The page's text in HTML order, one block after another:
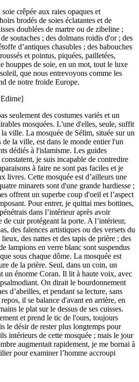
crêpée aux raies opaques et
brodés de soies éclatantes et de
doublées de martre ou de zibeline ;
soutaches ; des dolmans roidis d'or ; des
d’antiques chasubles ; des babouches
et pointus, piquées, pailletées,
houppes de soie, en un mot, tout le luxe
que nous entrevoyons comme les
de notre froide Europe.
seulement des costumes variés et un
mosquées. L'une d'elles, seule, suffit
ville. La mosquée de Sélim, située sur un
de la ville, est dans le monde entier l'un
dédiés à l'islamisme. Les guides
je suis incapable de contredire
à faire ne sont pas faciles et je
livres. Cette mosquée est d’ailleurs une
minarets sont d'une grande hardiesse ;
offrent un superbe coup d'oeil et l’aspect
Pour entrer, je quittai mes bottines,
dans l’intérieur après avoir
de cuir protégeant la porte. A l’intérieur,
des faïences artistiques ou des versets du
des nattes et des tapis de prière ; des
lampions en verre blanc sont suspendus
sous chaque dôme. La mosquée est
de la prière. Seul, dans un coin, un
un énorme Coran. Il lit à haute voix, avec
On dirait le bourdonnement
d’abeilles, et pendant sa lecture, sans
il se balance d'avant en arrière, en
le plat sur le dessus de ses cuisses.
et prend le tic de l'ours, toujours
le désir de rester plus longtemps pour
intérieurs de cette mosquée ; mais le jour
augmentait rapidement, je me bornai à
pour examiner l’homme accroupi